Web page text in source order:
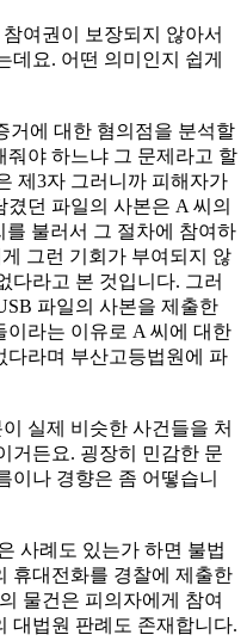
여권이 보장되지 않아서
데요. 어떤 의미인지 쉽게
거에 대한 혐의점을 분석할
야 하느냐 그 문제라고 할
제3자 그러니까 피해자가
던 파일의 사본은 A 씨의
불러서 그 절차에 참여하
그런 기회가 부여되지 않
다라고 본 것입니다. 그러
파일의 사본을 제출한
이라는 이유로 A 씨에 대한
다라며 부산고등법원에 파
실제 비슷한 사건들을 처
거든요. 굉장히 민감한 문
이나 경향은 좀 어떻습니
사례도 있는가 하면 불법
휴대전화를 경찰에 제출한
물건은 피의자에게 참여
대법원 판례도 존재합니다.